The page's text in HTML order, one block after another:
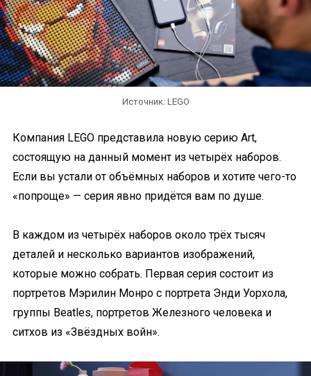
Источник: LEGO
Компания LEGO представила новую серию Art,
состоящую на данный момент из четырёх наборов.
Если вы устали от объёмных наборов и хотите чего-то
«попроще» — серия явно придётся вам по душе.
В каждом из четырёх наборов около трёх тысяч
деталей и несколько вариантов изображений,
которые можно собрать. Первая серия состоит из
портретов Мэрилин Монро с портрета Энди Уорхола,
группы Beatles, портретов Железного человека и
ситхов из «Звёздных войн».